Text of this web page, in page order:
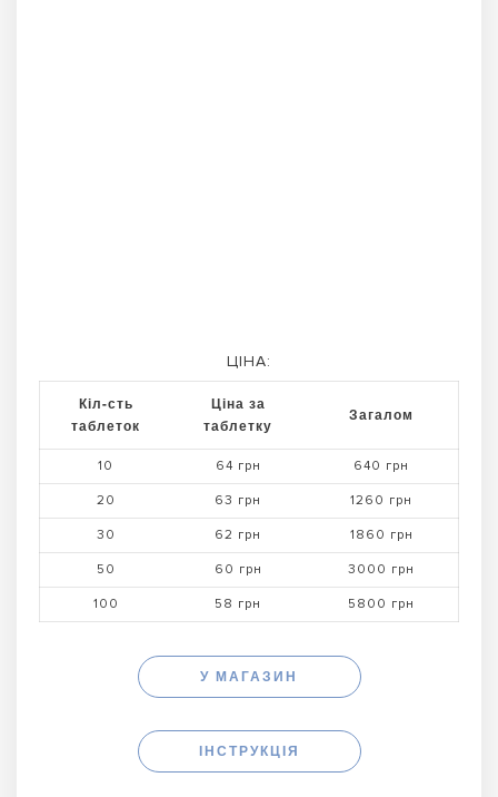
ЦІНА:
Кіл-сть
таблеток
Ціна за
таблетку
Загалом
10 64 грн 640 грн
20 63 грн 1260 грн
30 62 грн 1860 грн
50 60 грн 3000 грн
100 58 грн 5800 грн
У МАГАЗИН
ІНСТРУКЦІЯ